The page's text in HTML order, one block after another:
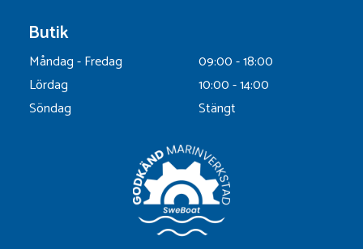
Butik
Måndag - Fredag
09:00 - 18:00
Lördag
10:00 - 14:00
Söndag
Stängt